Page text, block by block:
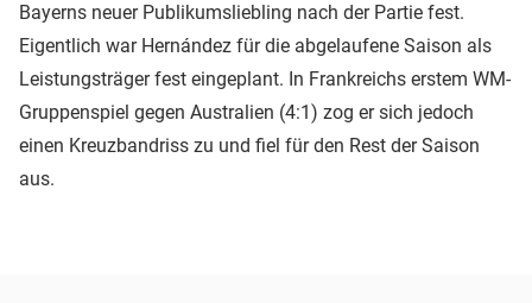
Bayerns neuer Publikumsliebling nach der Partie fest.
Eigentlich war Hernández für die abgelaufene Saison als
Leistungsträger fest eingeplant. In Frankreichs erstem WM-
Gruppenspiel gegen Australien (4:1) zog er sich jedoch
einen Kreuzbandriss zu und fiel für den Rest der Saison
aus.